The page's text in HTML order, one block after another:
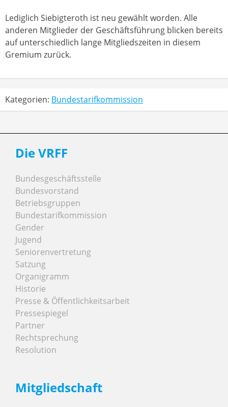
Lediglich Siebigteroth ist neu gewählt worden. Alle
anderen Mitglieder der Geschäftsführung blicken bereits
auf unterschiedlich lange Mitgliedszeiten in diesem
Gremium zurück.
Kategorien: Bundestarifkommission
Die VRFF
Bundesgeschäftsstelle
Bundesvorstand
Betriebsgruppen
Bundestarifkommission
Gender
Jugend
Seniorenvertretung
Satzung
Organigramm
Historie
Presse & Öffentlichkeitsarbeit
Pressespiegel
Partner
Rechtsprechung
Resolution
Mitgliedschaft